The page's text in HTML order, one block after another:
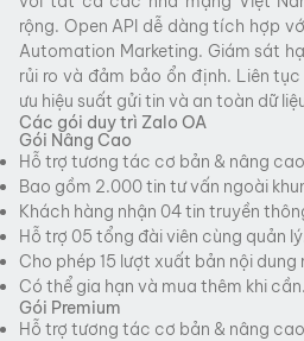
rộng. Open API dễ dàng tích hợp
Automation Marketing. Giám sát
rủi ro và đảm bảo ổn định. Liên
ưu hiệu suất gửi tin và an toàn dữ
Các gói duy trì Zalo OA
Gói Nâng Cao
Hỗ trợ tương tác cơ bản & nâng
Bao gồm 2.000 tin tư vấn ngoài
Khách hàng nhận 04 tin truyền
Hỗ trợ 05 tổng đài viên cùng quản
Cho phép 15 lượt xuất bản nội dung
Có thể gia hạn và mua thêm khi cần.
Gói Premium
Hỗ trợ tương tác cơ bản & nâng